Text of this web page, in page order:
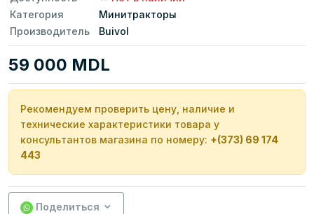
Категория
Минитракторы
Производитель
Buivol
59 000 MDL
Рекомендуем проверить цену, наличие и
технические характеристики товара у
консультантов магазина по номеру: +(373) 69 174
443
Поделиться